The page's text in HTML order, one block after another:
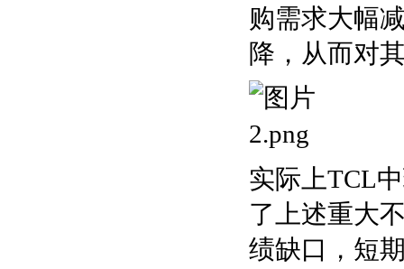
购需求大幅
降，从而对
实际上TCL
了上述重大
绩缺口，短